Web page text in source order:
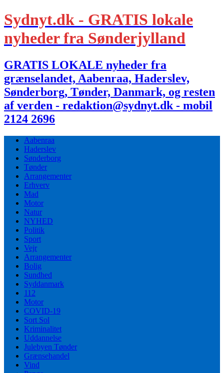
Sydnyt.dk - GRATIS lokale
nyheder fra Sønderjylland
GRATIS LOKALE nyheder fra
grænselandet, Aabenraa, Haderslev,
Sønderborg, Tønder, Danmark, og resten
af verden - redaktion@sydnyt.dk - mobil
2124 2696
Aabenraa
Haderslev
Sønderborg
Tønder
Arrangementer
Erhverv
Mad
Motor
Natur
NYHED
Politik
Sport
Vejr
Arrangementer
Bolig
Sundhed
Syddanmark
112
Motor
COVID-19
Sort Sol
Kriminalitet
Uddannelse
Julebyen Tønder
Grænsehandel
Vind